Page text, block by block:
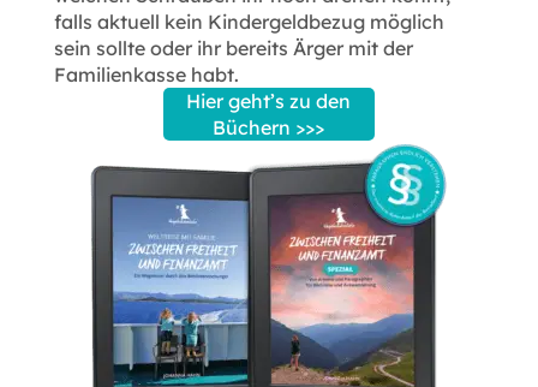
falls aktuell kein Kindergeldbezug möglich
sein sollte oder ihr bereits Ärger mit der
Familienkasse habt.
Hier geht’s zu den
Büchern >>>